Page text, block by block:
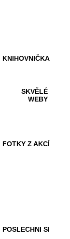
KNIHOVNIČKA
SKVĚLÉ
WEBY
FOTKY Z AKCÍ
POSLECHNI SI